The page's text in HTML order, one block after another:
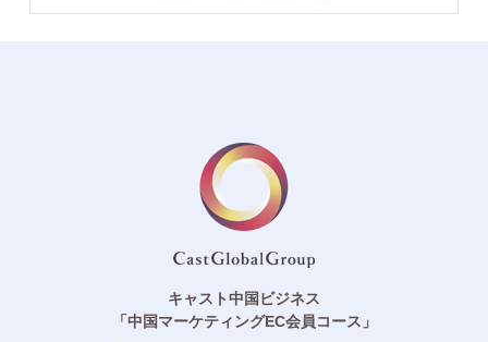
キャスト中国ビジネス
「中国マーケティングEC会員コース」